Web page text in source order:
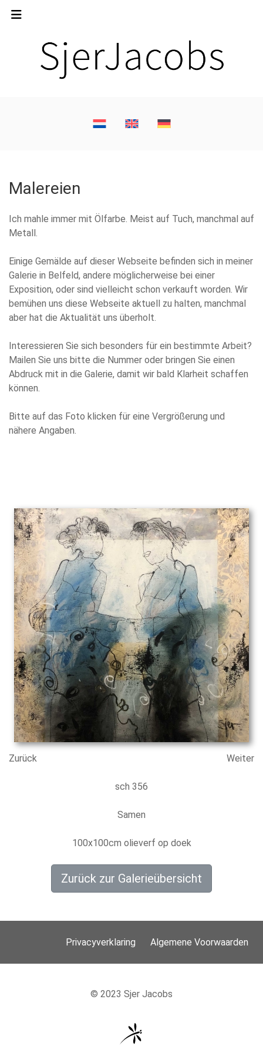
Malereien
Ich mahle immer mit Ölfarbe. Meist auf Tuch, manchmal auf
Metall.
Einige Gemälde auf dieser Webseite befinden sich in meiner
Galerie in Belfeld, andere möglicherweise bei einer
Exposition, oder sind vielleicht schon verkauft worden. Wir
bemühen uns diese Webseite aktuell zu halten, manchmal
aber hat die Aktualität uns überholt.
Interessieren Sie sich besonders für ein bestimmte Arbeit?
Mailen Sie uns bitte die Nummer oder bringen Sie einen
Abdruck mit in die Galerie, damit wir bald Klarheit schaffen
können.
Bitte auf das Foto klicken für eine Vergrößerung und
nähere Angaben.
Zurück Weiter
sch 356
Samen
100x100cm olieverf op doek
Zurück zur Galerieübersicht
Privacyverklaring Algemene Voorwaarden
© 2023 Sjer Jacobs